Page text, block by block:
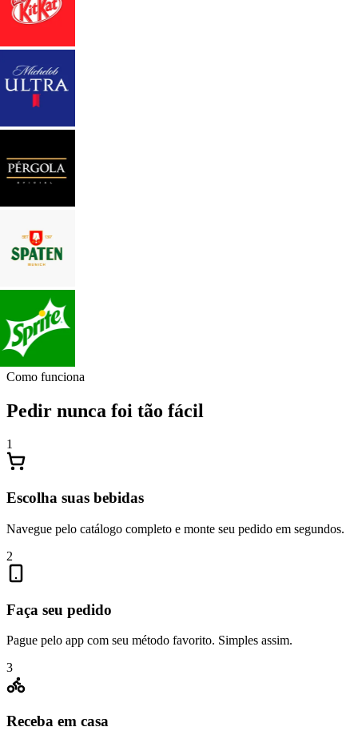
Como funciona
Pedir nunca foi tão fácil
1
Escolha suas bebidas
Navegue pelo catálogo completo e monte seu pedido em segundos.
2
Faça seu pedido
Pague pelo app com seu método favorito. Simples assim.
3
Receba em casa